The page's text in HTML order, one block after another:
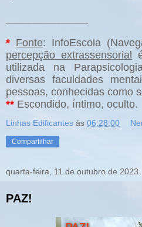
* Fonte: InfoEscola
percepção extrassensorial
utilizada na
diversas faculdades
pessoas, conhecidas como
** Escondido, íntimo, oculto.
Linhas Edificantes às 06:28:00
Compartilhar
quarta-feira, 11 de outubro de 2023
PAZ!